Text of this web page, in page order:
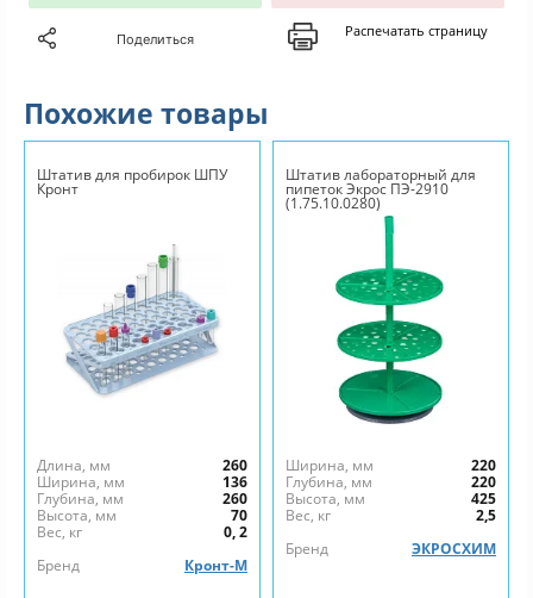
Поделиться Распечатать страницу
Похожие товары
Штатив для пробирок ШПУ
Кронт
Длина, мм
260
Ширина, мм
136
Глубина, мм
260
Высота, мм
70
Вес, кг
0, 2
Бренд
Кронт-М
Штатив лабораторный для
пипеток Экрос ПЭ-2910
(1.75.10.0280)
Ширина, мм
220
Глубина, мм
220
Высота, мм
425
Вес, кг
2,5
Бренд
ЭКРОСХИМ